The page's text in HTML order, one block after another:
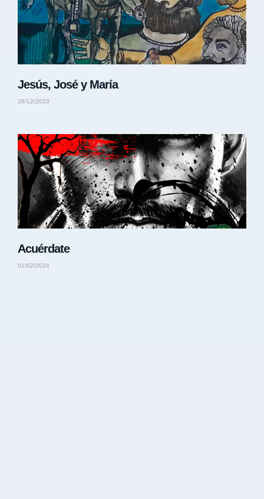
Jesús, José y María
26/12/2023
Acuérdate
01/02/2024